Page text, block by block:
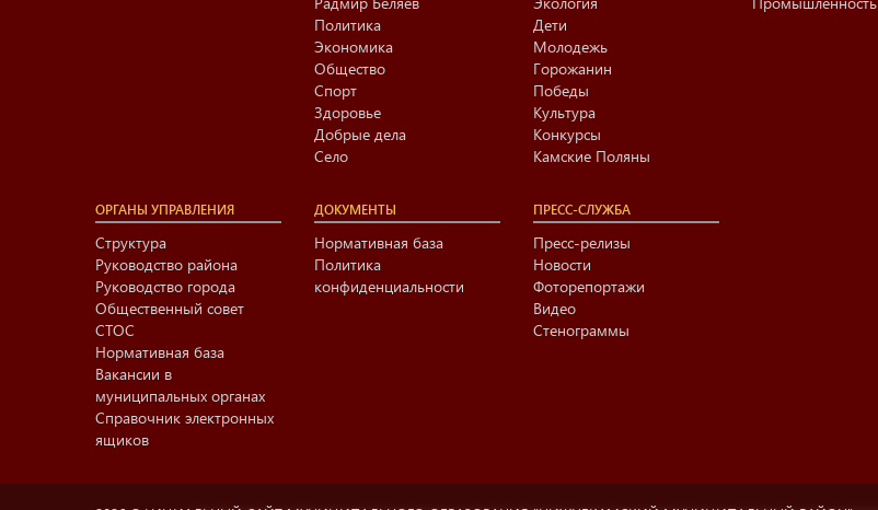
Политика
Экономика
Общество
Спорт
Здоровье
Добрые дела
Село
Дети
Молодежь
Горожанин
Победы
Культура
Конкурсы
Камские Поляны
ОРГАНЫ УПРАВЛЕНИЯ
Структура
Руководство района
Руководство города
Общественный совет
СТОС
Нормативная база
Вакансии в
муниципальных органах
Справочник электронных
ящиков
ДОКУМЕНТЫ
Нормативная база
Политика
конфиденциальности
ПРЕСС-СЛУЖБА
Пресс-релизы
Новости
Фоторепортажи
Видео
Стенограммы